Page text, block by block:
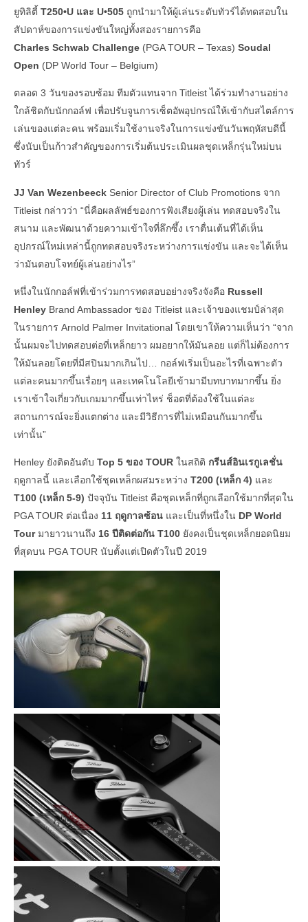
ยูทิลิตี้ T250•U และ U•505 ถูกนำมาให้ผู้เล่นระดับทัวร์ได้ทดสอบใน
สัปดาห์ของการแข่งขันใหญ่ทั้งสองรายการคือ
Charles Schwab Challenge (PGA TOUR – Texas) Soudal
Open (DP World Tour – Belgium)
ตลอด 3 วันของรอบซ้อม ทีมตัวแทนจาก Titleist ได้ร่วมทำงานอย่าง
ใกล้ชิดกับนักกอล์ฟ เพื่อปรับจูนการเซ็ตอัพอุปกรณ์ให้เข้ากับสไตล์การ
เล่นของแต่ละคน พร้อมเริ่มใช้งานจริงในการแข่งขันวันพฤหัสบดีนี้
ซึ่งนับเป็นก้าวสำคัญของการเริ่มต้นประเมินผลชุดเหล็กรุ่นใหม่บน
ทัวร์
JJ Van Wezenbeeck Senior Director of Club Promotions จาก
Titleist กล่าวว่า “นี่คือผลลัพธ์ของการฟังเสียงผู้เล่น ทดสอบจริงใน
สนาม และพัฒนาด้วยความเข้าใจที่ลึกซึ้ง เราตื่นเต้นที่ได้เห็น
อุปกรณ์ใหม่เหล่านี้ถูกทดสอบจริงระหว่างการแข่งขัน และจะได้เห็น
ว่ามันตอบโจทย์ผู้เล่นอย่างไร”
หนึ่งในนักกอล์ฟที่เข้าร่วมการทดสอบอย่างจริงจังคือ Russell
Henley Brand Ambassador ของ Titleist และเจ้าของแชมป์ล่าสุด
ในรายการ Arnold Palmer Invitational โดยเขาให้ความเห็นว่า “จาก
นั้นผมจะไปทดสอบต่อที่เหล็กยาว ผมอยากให้มันลอย แต่ก็ไม่ต้องการ
ให้มันลอยโดยที่มีสปินมากเกินไป… กอล์ฟเริ่มเป็นอะไรที่เฉพาะตัว
แต่ละคนมากขึ้นเรื่อยๆ และเทคโนโลยีเข้ามามีบทบาทมากขึ้น ยิ่ง
เราเข้าใจเกี่ยวกับเกมมากขึ้นเท่าไหร่ ช็อตที่ต้องใช้ในแต่ละ
สถานการณ์จะยิ่งแตกต่าง และมีวิธีการที่ไม่เหมือนกันมากขึ้น
เท่านั้น”
Henley ยังติดอันดับ Top 5 ของ TOUR ในสถิติ กรีนส์อินเรกูเลชั่น
ฤดูกาลนี้ และเลือกใช้ชุดเหล็กผสมระหว่าง T200 (เหล็ก 4) และ
T100 (เหล็ก 5-9) ปัจจุบัน Titleist คือชุดเหล็กที่ถูกเลือกใช้มากที่สุดใน
PGA TOUR ต่อเนื่อง 11 ฤดูกาลซ้อน และเป็นที่หนึ่งใน DP World
Tourมายาวนานถึง 16 ปีติดต่อกัน T100 ยังคงเป็นชุดเหล็กยอดนิยม
ที่สุดบน PGA TOUR นับตั้งแต่เปิดตัวในปี 2019